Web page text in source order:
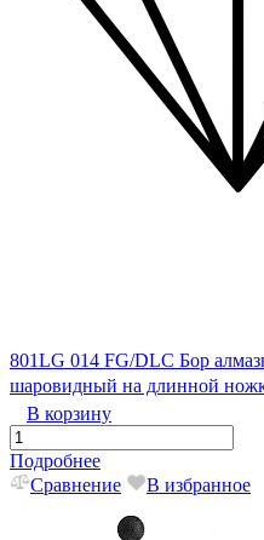
801LG 014 FG/DLC Бор
шаровидный на длинной
В корзину
Подробнее
Сравнение
В избранное